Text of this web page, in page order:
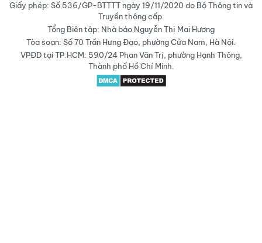
Giấy phép: Số 536/GP-BTTTT ngày 19/11/2020 do Bộ Thông tin và
Truyền thông cấp.
Tổng Biên tập: Nhà báo Nguyễn Thị Mai Hương
Tòa soạn: Số 70 Trần Hưng Đạo, phường Cửa Nam, Hà Nội.
VPĐD tại TP.HCM: 590/24 Phan Văn Trị, phường Hạnh Thông,
Thành phố Hồ Chí Minh.